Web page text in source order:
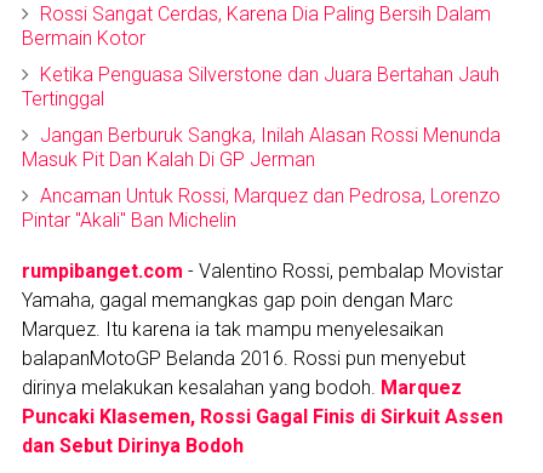
Rossi Sangat Cerdas, Karena Dia Paling Bersih Dalam
Bermain Kotor
Ketika Penguasa Silverstone dan Juara Bertahan Jauh
Tertinggal
Jangan Berburuk Sangka, Inilah Alasan Rossi Menunda
Masuk Pit Dan Kalah Di GP Jerman
Ancaman Untuk Rossi, Marquez dan Pedrosa, Lorenzo
Pintar "Akali" Ban Michelin
rumpibanget.com - Valentino Rossi, pembalap Movistar
Yamaha, gagal memangkas gap poin dengan Marc
Marquez. Itu karena ia tak mampu menyelesaikan
balapanMotoGP Belanda 2016. Rossi pun menyebut
dirinya melakukan kesalahan yang bodoh. Marquez
Puncaki Klasemen, Rossi Gagal Finis di Sirkuit Assen
dan Sebut Dirinya Bodoh